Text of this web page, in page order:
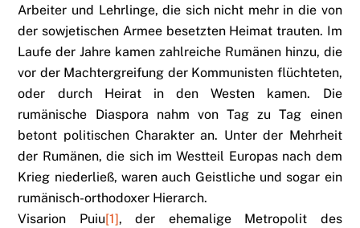
Arbeiter und Lehrlinge, die sich nicht mehr in die von
der sowjetischen Armee besetzten Heimat trauten. Im
Laufe der Jahre kamen zahlreiche Rumänen hinzu, die
vor der Machtergreifung der Kommunisten flüchteten,
oder durch Heirat in den Westen kamen. Die
rumänische Diaspora nahm von Tag zu Tag einen
betont politischen Charakter an. Unter der Mehrheit
der Rumänen, die sich im Westteil Europas nach dem
Krieg niederließ, waren auch Geistliche und sogar ein
rumänisch-orthodoxer Hierarch.
Visarion Puiu[1], der ehemalige Metropolit des